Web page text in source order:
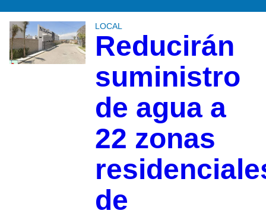
LOCAL
Reducirán
suministro
de agua a
22 zonas
de